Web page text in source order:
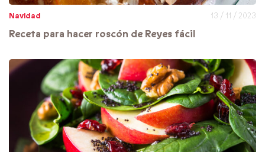
Navidad 13 / 11 / 2023
Receta para hacer roscón de Reyes fácil